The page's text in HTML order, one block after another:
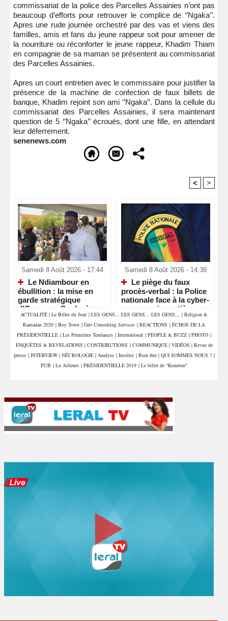
commissariat de la police des Parcelles Assainies n’ont pas
beaucoup d’efforts pour retrouver le complice de ‘’Ngaka’’.
Apres une rude journée orchestré par des vas et viens des
familles, amis et fans du jeune rappeur soit pour amener de
la nourriture ou réconforter le jeune rappeur, Khadim Thiam
en compagnie de sa maman se présentent au commissariat
des Parcelles Assainies.
Apres un court entretien avec le commissaire pour justifier la
présence de la machine de confection de faux billets de
banque, Khadim rejoint son ami ‘’Ngaka’’. Dans la cellule du
commissariat des Parcelles Assainies, il sera maintenant
question de 5 ‘’Ngaka’’ écroués, dont une fille, en attendant
leur déferrement.
senenews.com
< >
Samedi 8 Août 2026 - 17:44
Le Ndiambour en
ébullition : la mise en
garde stratégique
d'Ousmane Sonko à
Louga
Samedi 8 Août 2026 - 14:38
Le piège du faux
procès-verbal : la Police
nationale face à la cyber-
escroquerie routière
ACTUALITÉ | Le Billet du Jour | LES GENS... LES GENS... LES GENS... | Religion &
Ramadan 2020 | Boy Town | Géo Consulting Services | REACTIONS | ÉCHOS DE LA
PRÉSIDENTIELLE | Les Premières Tendances | International | PEOPLE & BUZZ | PHOTO |
ENQUÊTES & REVELATIONS | CONTRIBUTIONS | COMMUNIQUE | VIDÉOS | Revue de
presse | INTERVIEW | NÉCROLOGIE | Analyse | Insolite | Bien être | QUI SOMMES NOUS ? |
PUB | Lu Ailleurs | PRÉSIDENTIELLE 2019 | Le billet de "Konetou"